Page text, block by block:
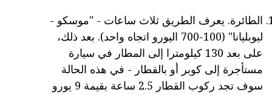
الطائرة. يعرف الطريق ثلاث ساعات - "موسكو -
ليوبليانا" (100-700 اليورو اتجاه واحد). بعد ذلك،
على بعد 130 كيلومترا إلى المطار في سيارة
مستأجرة إلى كوبر أو بالقطار - في هذه الحالة
سوف تجد ركوب القطار 2.5 ساعة بقيمة 9 يورو